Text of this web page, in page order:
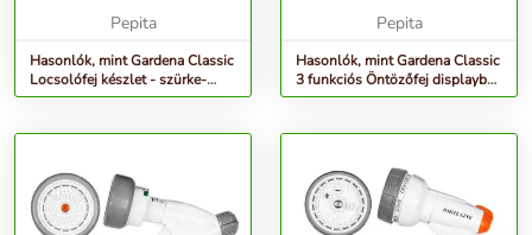
Pepita
Hasonlók, mint Gardena Classic
Locsolófej készlet - szürke-
narancs
Pepita
Hasonlók, mint Gardena Classic
3 funkciós Öntözőfej displayben
- szürke-narancs